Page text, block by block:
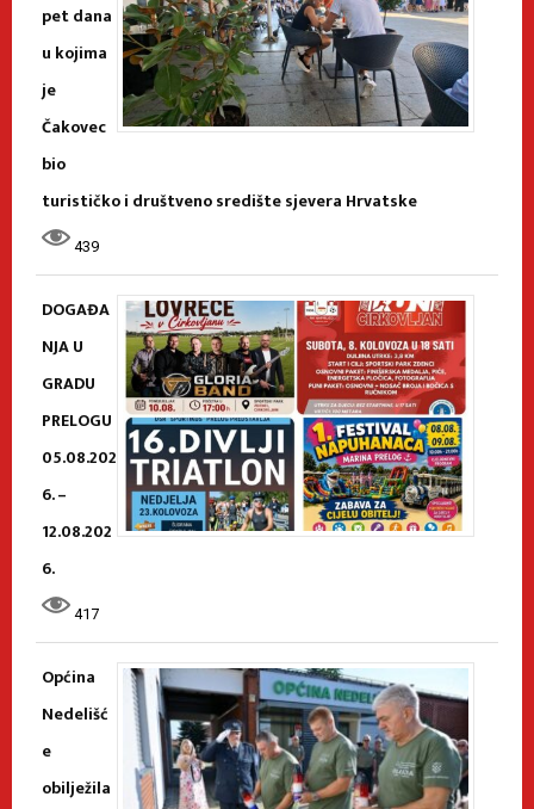
pet dana
u kojima
je
Čakovec
bio
turističko i društveno središte sjevera Hrvatske
439
DOGAĐA
NJA U
GRADU
PRELOGU
05.08.202
6. –
12.08.202
6.
417
Općina
Nedelišć
e
obilježila